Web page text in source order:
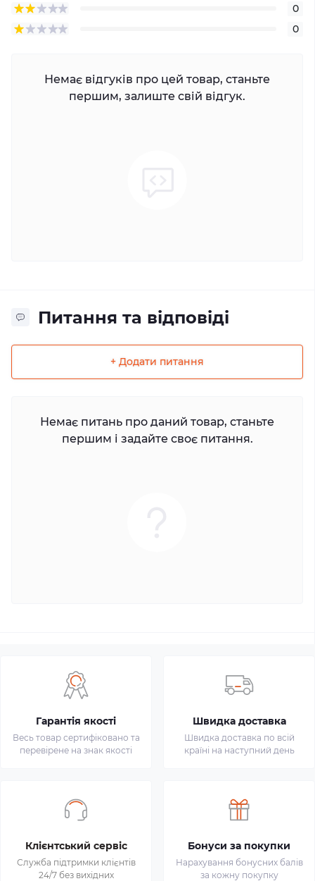
0
0
Немає відгуків про цей товар, станьте
першим, залиште свій відгук.
Питання та відповіді
+ Додати питання
Немає питань про даний товар, станьте
першим і задайте своє питання.
Гарантія якості
Весь товар сертифіковано та
перевірене на знак якості
Швидка доставка
Швидка доставка по всій
країні на наступний день
Клієнтський сервіс
Служба підтримки клієнтів
24/7 без вихідних
Бонуси за покупки
Нарахування бонусних балів
за кожну покупку